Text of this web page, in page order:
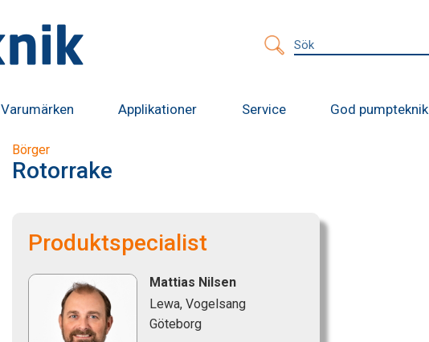
Sök
Varumärken Applikationer Service God pumpteknik
Börger
Rotorrake
Produktspecialist
Mattias Nilsen
Lewa, Vogelsang
Göteborg